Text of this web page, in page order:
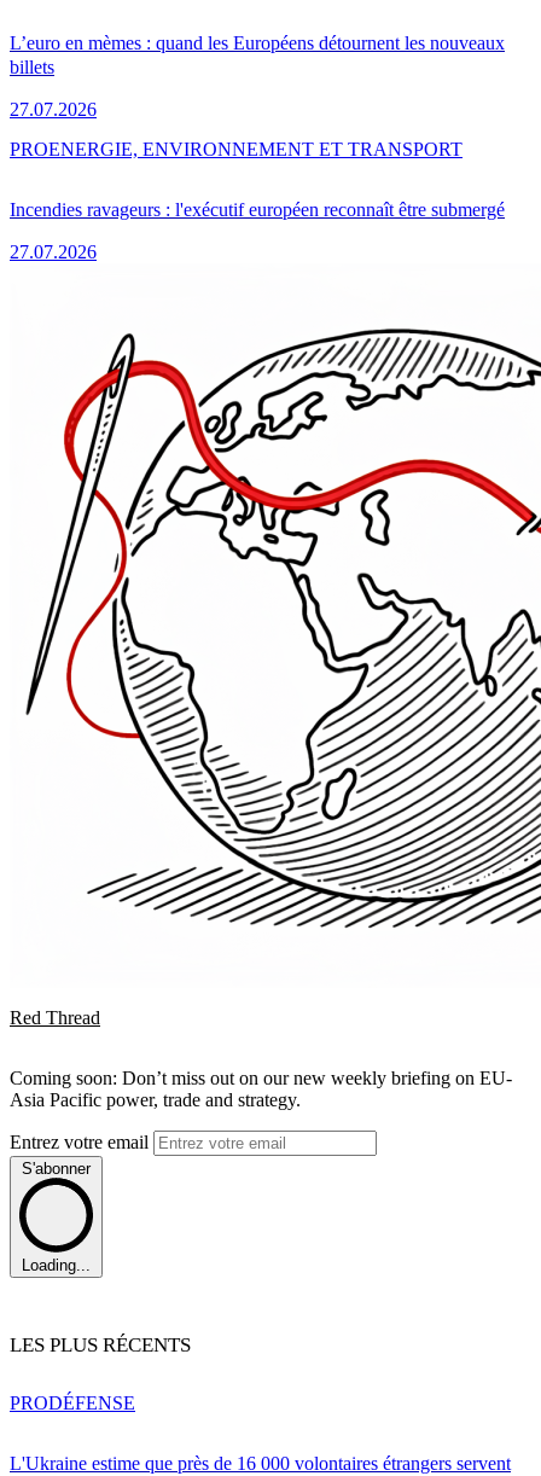
L’euro en mèmes : quand les Européens détournent les nouveaux
billets
27.07.2026
Incendies ravageurs : l'exécutif européen reconnaît être submergé
27.07.2026
PROENERGIE, ENVIRONNEMENT ET TRANSPORT
Red Thread
Coming soon: Don’t miss out on our new weekly briefing on EU-
Asia Pacific power, trade and strategy.
Entrez votre email
S'abonner
Loading...
LES PLUS RÉCENTS
L'Ukraine estime que près de 16 000 volontaires étrangers servent
PRODÉFENSE